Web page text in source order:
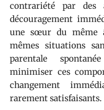
contrariété par des
découragement
une sœur du même
mêmes situations
parentale
minimiser ces
changement
rarement satisfaisants.